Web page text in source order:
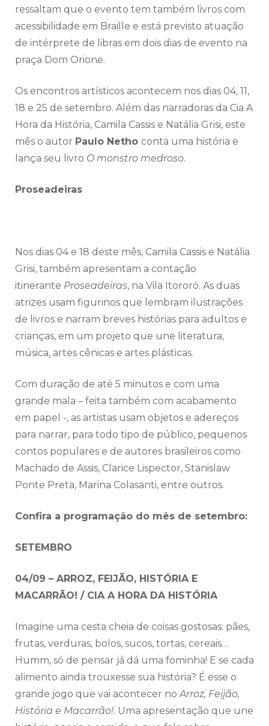
ressaltam que o evento tem também livros com
acessibilidade em Braille e está previsto atuação
de intérprete de libras em dois dias de evento na
praça Dom Orione.
Os encontros artísticos acontecem nos dias 04, 11,
18 e 25 de setembro. Além das narradoras da Cia A
Hora da História, Camila Cassis e Natália Grisi, este
mês o autor Paulo Netho conta uma história e
lança seu livro O monstro medroso.
Proseadeiras
Nos dias 04 e 18 deste mês, Camila Cassis e Natália
Grisi, também apresentam a contação
itinerante Proseadeiras, na Vila Itororó. As duas
atrizes usam figurinos que lembram ilustrações
de livros e narram breves histórias para adultos e
crianças, em um projeto que une literatura,
música, artes cênicas e artes plásticas.
Com duração de até 5 minutos e com uma
grande mala – feita também com acabamento
em papel -, as artistas usam objetos e adereços
para narrar, para todo tipo de público, pequenos
contos populares e de autores brasileiros como
Machado de Assis, Clarice Lispector, Stanislaw
Ponte Preta, Marina Colasanti, entre outros.
Confira a programação do mês de setembro:
SETEMBRO
04/09 – ARROZ, FEIJÃO, HISTÓRIA E
MACARRÃO! / CIA A HORA DA HISTÓRIA
Imagine uma cesta cheia de coisas gostosas: pães,
frutas, verduras, bolos, sucos, tortas, cereais…
Humm, só de pensar já dá uma fominha! E se cada
alimento ainda trouxesse sua história? É esse o
grande jogo que vai acontecer no Arroz, Feijão,
História e Macarrão!. Uma apresentação que une